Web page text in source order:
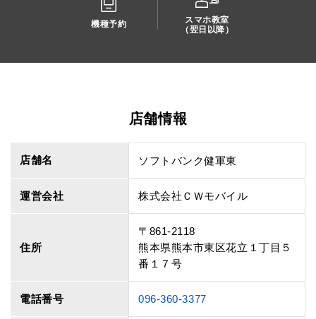
機種予約
スマホ教室
（翌日以降）
店舗情報
店舗名 ソフトバンク健軍東
運営会社 株式会社ＣＷモバイル
住所
〒861-2118
熊本県熊本市東区花立１丁目５
番１７号
電話番号 096-360-3377